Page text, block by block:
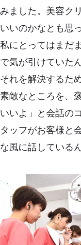
みました。美容ク
いいのかなとも思
私にとってはまだ
で気が引けていた
それを解決するた
素敵なところを、
いいよ」と会話の
タッフがお客様と
な風に話している